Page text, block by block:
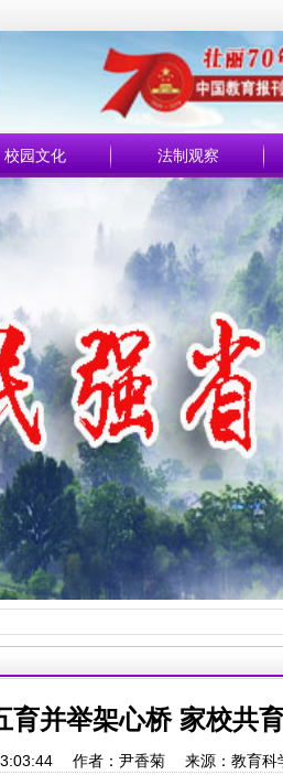
校园文化 法制观察
育并举架心桥 家校共
作者：尹香菊 来源：教育